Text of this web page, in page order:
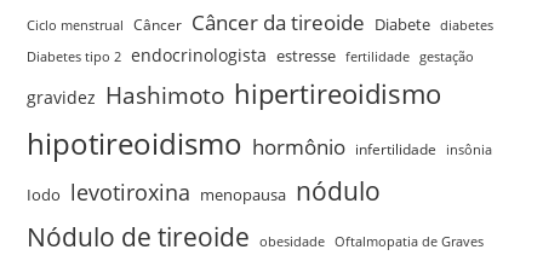
Ciclo menstrual Câncer Câncer da tireoide Diabete
diabetes
Diabetes tipo 2
endocrinologista estresse fertilidade gestação
gravidez Hashimoto hipertireoidismo
hipotireoidismo hormônio infertilidade insônia
Iodo levotiroxina menopausa nódulo
Nódulo de tireoide obesidade Oftalmopatia de Graves